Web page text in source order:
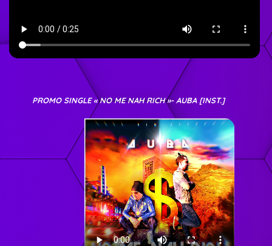
PROMO SINGLE « NO ME NAH RICH »- AUBA [INST.]